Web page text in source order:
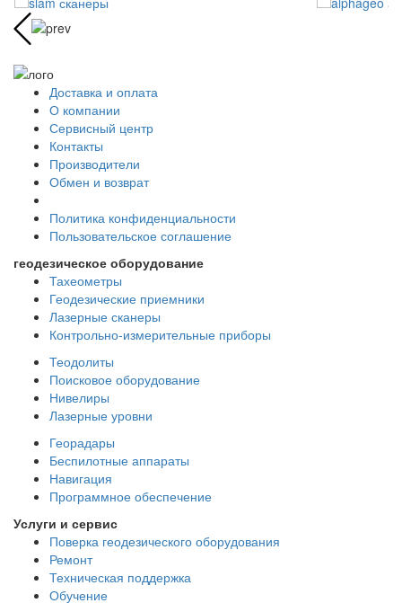
Доставка и оплата
О компании
Сервисный центр
Контакты
Производители
Обмен и возврат
Политика конфиденциальности
Пользовательское соглашение
геодезическое оборудование
Тахеометры
Геодезические приемники
Лазерные сканеры
Контрольно-измерительные приборы
Теодолиты
Поисковое оборудование
Нивелиры
Лазерные уровни
Георадары
Беспилотные аппараты
Навигация
Программное обеспечение
Услуги и сервис
Поверка геодезического оборудования
Ремонт
Техническая поддержка
Обучение